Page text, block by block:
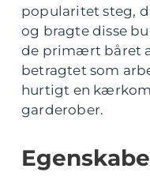
popularitet steg,
og bragte disse
de primært båret
betragtet som
hurtigt en
garderober.